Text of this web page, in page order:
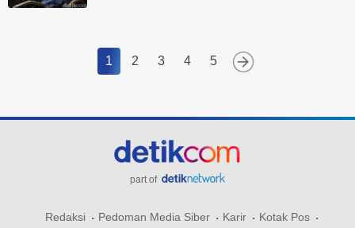
1 2 3 4 5
part of
Redaksi Pedoman Media Siber Karir
Kotak Pos